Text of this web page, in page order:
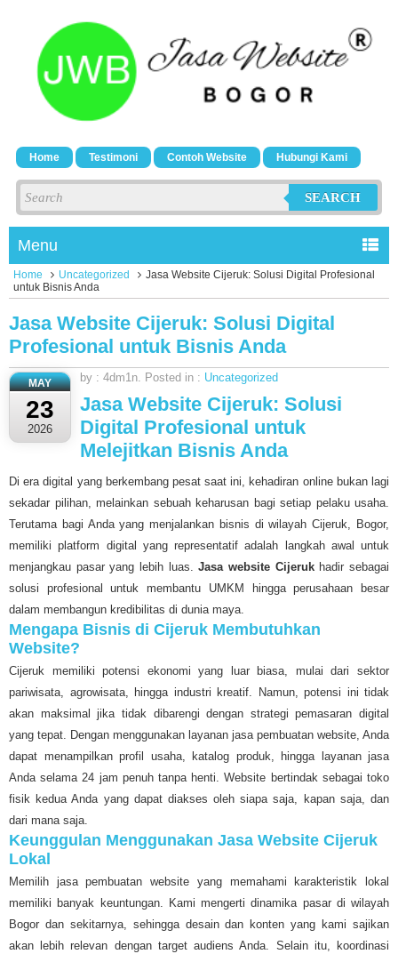
Home Testimoni Contoh Website Hubungi Kami
SEARCH
Menu
Home Uncategorized
Jasa Website Cijeruk: Solusi Digital Profesional
untuk Bisnis Anda
Jasa Website Cijeruk: Solusi Digital
Profesional untuk Bisnis Anda
MAY
23
2026
by : 4dm1n. Posted in : Uncategorized
Jasa Website Cijeruk: Solusi
Digital Profesional untuk
Melejitkan Bisnis Anda
Di era digital yang berkembang pesat saat ini, kehadiran online bukan lagi
sekadar pilihan, melainkan sebuah keharusan bagi setiap pelaku usaha.
Terutama bagi Anda yang menjalankan bisnis di wilayah Cijeruk, Bogor,
memiliki platform digital yang representatif adalah langkah awal untuk
menjangkau pasar yang lebih luas.Jasa website Cijerukhadir sebagai
solusi profesional untuk membantu UMKM hingga perusahaan besar
dalam membangun kredibilitas di dunia maya.
Mengapa Bisnis di Cijeruk Membutuhkan
Website?
Cijeruk memiliki potensi ekonomi yang luar biasa, mulai dari sektor
pariwisata, agrowisata, hingga industri kreatif. Namun, potensi ini tidak
akan maksimal jika tidak dibarengi dengan strategi pemasaran digital
yang tepat. Dengan menggunakan layanan jasa pembuatan website, Anda
dapat menampilkan profil usaha, katalog produk, hingga layanan jasa
Anda selama 24 jam penuh tanpa henti. Website bertindak sebagai toko
fisik kedua Anda yang dapat diakses oleh siapa saja, kapan saja, dan
dari mana saja.
Keunggulan Menggunakan Jasa Website Cijeruk
Lokal
Memilih jasa pembuatan website yang memahami karakteristik lokal
memiliki banyak keuntungan. Kami mengerti dinamika pasar di wilayah
Bogor dan sekitarnya, sehingga desain dan konten yang kami sajikan
akan lebih relevan dengan target audiens Anda. Selain itu, koordinasi